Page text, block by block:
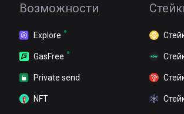
Возможности
Explore
GasFree
Private send
NFT